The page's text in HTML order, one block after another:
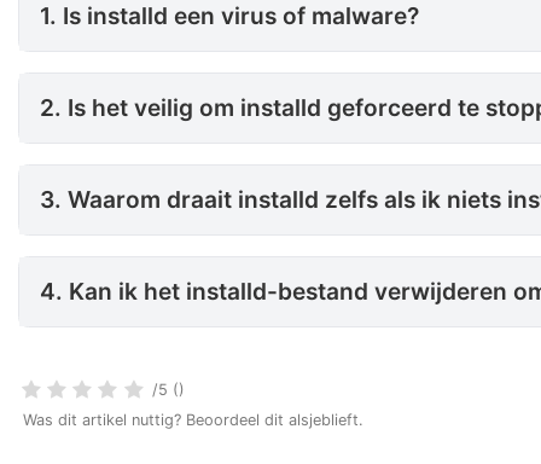
1. Is installd een virus of malware?
2. Is het veilig om installd
2. Is het veilig om installd geforceerd te
3. Waarom draait installd
3. Waarom draait installd zelfs als ik niets
4. Kan ik het installd-
4. Kan ik het installd-bestand verwijderen
/5 ()
Was dit artikel nuttig? Beoordeel dit alsjeblieft.